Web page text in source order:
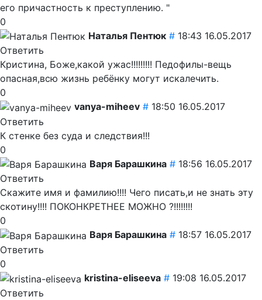
его причастность к преступлению. "
0
Наталья Пентюк # 18:43 16.05.2017
Ответить
Кристина, Боже,какой ужас!!!!!!!!! Педофилы-вещь
опасная,всю жизнь ребёнку могут искалечить.
0
vanya-miheev # 18:50 16.05.2017
Ответить
К стенке без суда и следствия!!!
0
Варя Барашкина # 18:56 16.05.2017
Ответить
Скажите имя и фамилию!!!! Чего писать,и не знать эту
скотину!!!! ПОКОНКРЕТНЕЕ МОЖНО ?!!!!!!!!
0
Варя Барашкина # 18:57 16.05.2017
Ответить
0
kristina-eliseeva # 19:08 16.05.2017
Ответить